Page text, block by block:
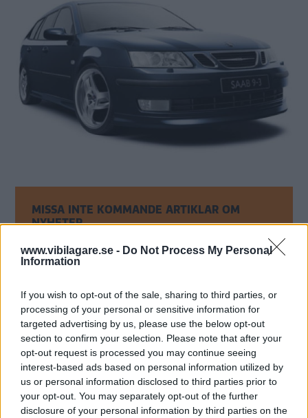
www.vibilagare.se - Do Not Process My Personal
Information
If you wish to opt-out of the sale, sharing to third parties, or
processing of your personal or sensitive information for
targeted advertising by us, please use the below opt-out
section to confirm your selection. Please note that after your
opt-out request is processed you may continue seeing
interest-based ads based on personal information utilized by
us or personal information disclosed to third parties prior to
your opt-out. You may separately opt-out of the further
disclosure of your personal information by third parties on the
MISSA INTE KOMMANDE ARTIKLAR OM
NYHETER
Få vårt nyhetsbrev utan kostnad
Genom att anmäla dig godkänner du OK-förlagets
personuppgiftspolicy.